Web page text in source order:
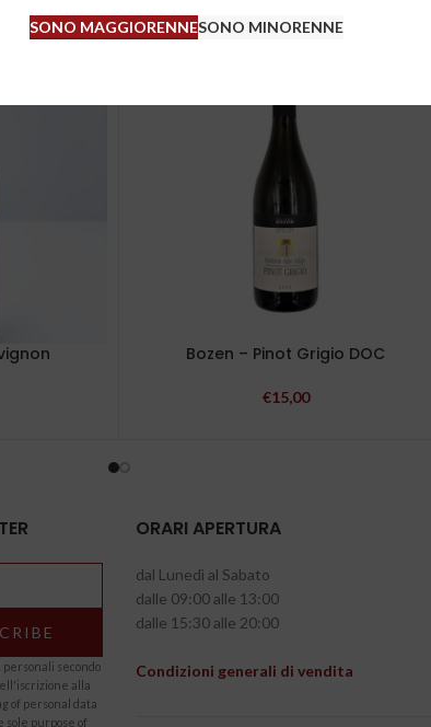
SONO MAGGIORENNESONO MINORENNE
Bozen – Pinot Grigio DOC
€15,00
secondo
alla
of personal data
purpose of
ORARI APERTURA
dal Lunedì al Sabato
dalle 09:00 alle 13:00
dalle 15:30 alle 20:00
Condizioni generali di vendita